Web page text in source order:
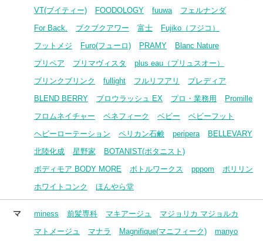
VT(ブイティー)
FOODOLOGY fuuwa
フェルナンダ
For Back.
ブクブクアワー 富士
Fujiko（フジコ）
フットメジ
Furo(フューロ) PRAMY
Blanc Nature
プリペア
プリマヴィスタ
plus eau（プリュスオー）
ブリンクブリンク
fullight フルリフアリ
プレディア
BLEND BERRY
ブロウラッシュ EX プロ・業務用
Promille
フロムネイチャー
ベネフィーク ベビー
ベビーフット
ヘビーローテーション
ペリカン石鹸 peripera
BELLEVARY
北陸化成
星野家
BOTANIST(ボタニスト)
ボディモア BODY MORE
ボトルワークス pppom
ポリリン
ホワイトコンク
ほんやら堂
マ miness 前髪専科 マキアージュ
マジョリカ マジョルカ
マトメージュ
マナラ Magnifique(マニフィーク)
manyo